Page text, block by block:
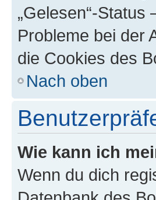
„Gelesen“-
Probleme bei der
die Cookies des
Nach oben
Wie kann ich
Wenn du dich